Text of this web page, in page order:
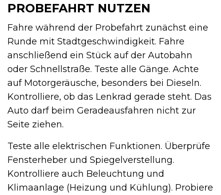
PROBEFAHRT NUTZEN
Fahre während der Probefahrt zunächst eine
Runde mit Stadtgeschwindigkeit. Fahre
anschließend ein Stück auf der Autobahn
oder Schnellstraße. Teste alle Gänge. Achte
auf Motorgeräusche, besonders bei Dieseln.
Kontrolliere, ob das Lenkrad gerade steht. Das
Auto darf beim Geradeausfahren nicht zur
Seite ziehen.
Teste alle elektrischen Funktionen. Überprüfe
Fensterheber und Spiegelverstellung.
Kontrolliere auch Beleuchtung und
Klimaanlage (Heizung und Kühlung). Probiere